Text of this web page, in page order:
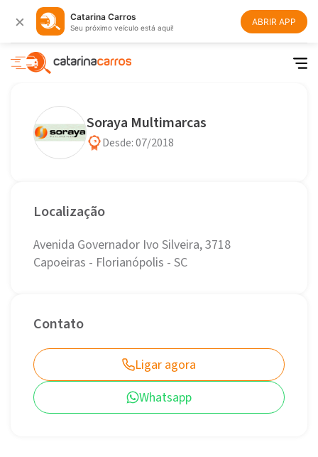
× Catarina Carros
Seu próximo veículo está aqui!
ABRIR APP
Soraya Multimarcas
Desde: 07/2018
Localização
Avenida Governador Ivo Silveira, 3718
Capoeiras - Florianópolis - SC
Contato
Ligar agora
Whatsapp